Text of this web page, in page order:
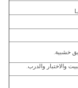
خشبية.
والاختبار والدرب.